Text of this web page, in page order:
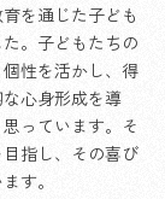
を通じた子ども
。子どもたちの
性を活かし、得
心身形成を導
っています。そ
指し、その喜び
す。